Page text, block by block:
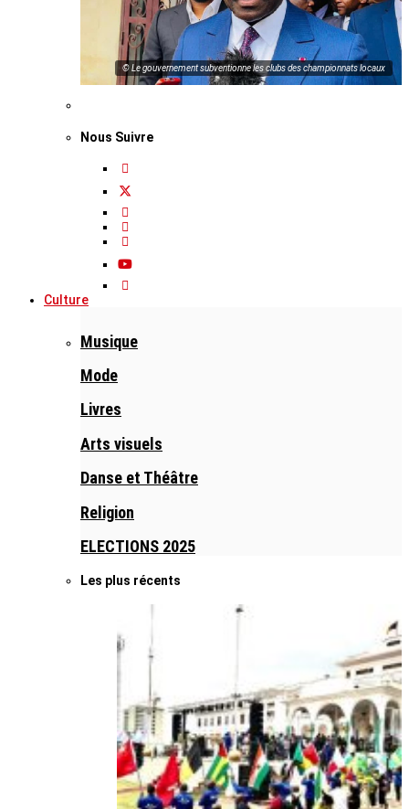
© Le gouvernement subventionne les clubs des championnats locaux
Nous Suivre
Culture
Musique
Mode
Livres
Arts visuels
Danse et Théâtre
Religion
ELECTIONS 2025
Les plus récents